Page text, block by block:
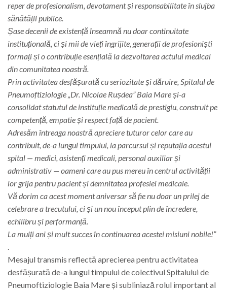
reper de profesionalism, devotament și responsabilitate în slujba
sănătății publice.
Șase decenii de existență înseamnă nu doar continuitate
instituțională, ci și mii de vieți îngrijite, generații de profesioniști
formați și o contribuție esențială la dezvoltarea actului medical
din comunitatea noastră.
Prin activitatea desfășurată cu seriozitate și dăruire, Spitalul de
Pneumoftiziologie „Dr. Nicolae Rușdea” Baia Mare și-a
consolidat statutul de instituție medicală de prestigiu, construit pe
competență, empatie și respect față de pacient.
Adresăm întreaga noastră apreciere tuturor celor care au
contribuit, de-a lungul timpului, la parcursul și reputația acestui
spital — medici, asistenți medicali, personal auxiliar și
administrativ — oameni care au pus mereu în centrul activității
lor grija pentru pacient și demnitatea profesiei medicale.
Vă dorim ca acest moment aniversar să fie nu doar un prilej de
celebrare a trecutului, ci și un nou început plin de încredere,
echilibru și performanță.
La mulți ani și mult succes în continuarea acestei misiuni nobile!”
.
Mesajul transmis reflectă aprecierea pentru activitatea
desfășurată de-a lungul timpului de colectivul Spitalului de
Pneumoftiziologie Baia Mare și subliniază rolul important al